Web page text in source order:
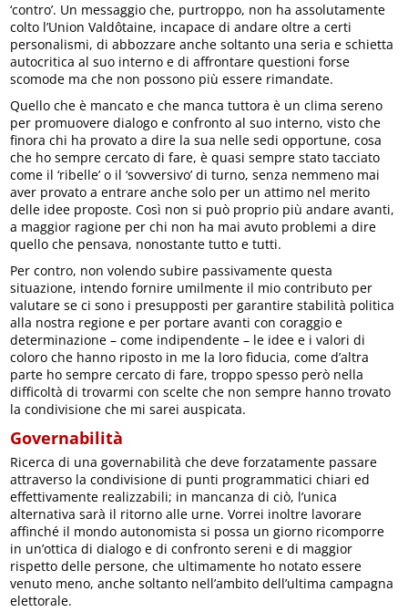
‘contro’. Un messaggio che, purtroppo, non ha assolutamente
colto l’Union Valdôtaine, incapace di andare oltre a certi
personalismi, di abbozzare anche soltanto una seria e schietta
autocritica al suo interno e di affrontare questioni forse
scomode ma che non possono più essere rimandate.
Quello che è mancato e che manca tuttora è un clima sereno
per promuovere dialogo e confronto al suo interno, visto che
finora chi ha provato a dire la sua nelle sedi opportune, cosa
che ho sempre cercato di fare, è quasi sempre stato tacciato
come il ‘ribelle’ o il ‘sovversivo’ di turno, senza nemmeno mai
aver provato a entrare anche solo per un attimo nel merito
delle idee proposte. Così non si può proprio più andare avanti,
a maggior ragione per chi non ha mai avuto problemi a dire
quello che pensava, nonostante tutto e tutti.
Per contro, non volendo subire passivamente questa
situazione, intendo fornire umilmente il mio contributo per
valutare se ci sono i presupposti per garantire stabilità politica
alla nostra regione e per portare avanti con coraggio e
determinazione – come indipendente – le idee e i valori di
coloro che hanno riposto in me la loro fiducia, come d’altra
parte ho sempre cercato di fare, troppo spesso però nella
difficoltà di trovarmi con scelte che non sempre hanno trovato
la condivisione che mi sarei auspicata.
Governabilità
Ricerca di una governabilità che deve forzatamente passare
attraverso la condivisione di punti programmatici chiari ed
effettivamente realizzabili; in mancanza di ciò, l’unica
alternativa sarà il ritorno alle urne. Vorrei inoltre lavorare
affinché il mondo autonomista si possa un giorno ricomporre
in un’ottica di dialogo e di confronto sereni e di maggior
rispetto delle persone, che ultimamente ho notato essere
venuto meno, anche soltanto nell’ambito dell’ultima campagna
elettorale.